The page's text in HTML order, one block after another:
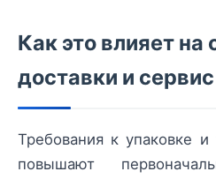
Как это влияет на
доставки и сервис
Требования к упаковке и
повышают